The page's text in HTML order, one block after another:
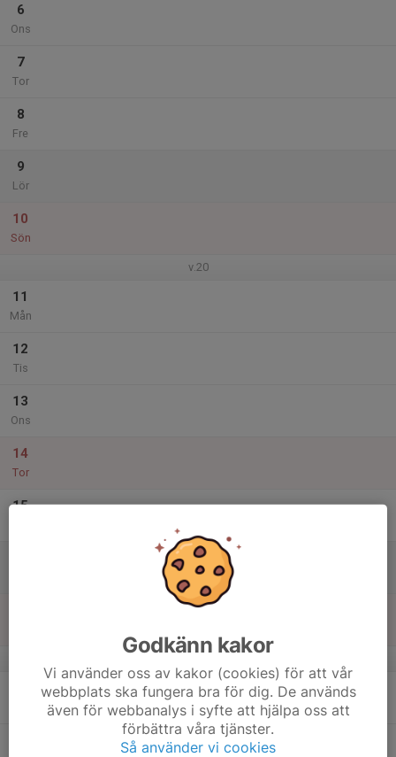
6
Ons
7
Tor
8
Fre
9
Lör
10
Sön
v.20
11
Mån
12
Tis
13
Ons
14
Tor
15
Godkänn kakor
Vi använder oss av kakor (cookies) för att vår
webbplats ska fungera bra för dig. De används
även för webbanalys i syfte att hjälpa oss att
förbättra våra tjänster.
Så använder vi cookies